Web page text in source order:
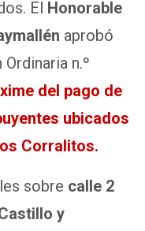
El Honorable
aprobó
n.º
del pago de
ubicados
Corralitos.
sobre calle 2
y